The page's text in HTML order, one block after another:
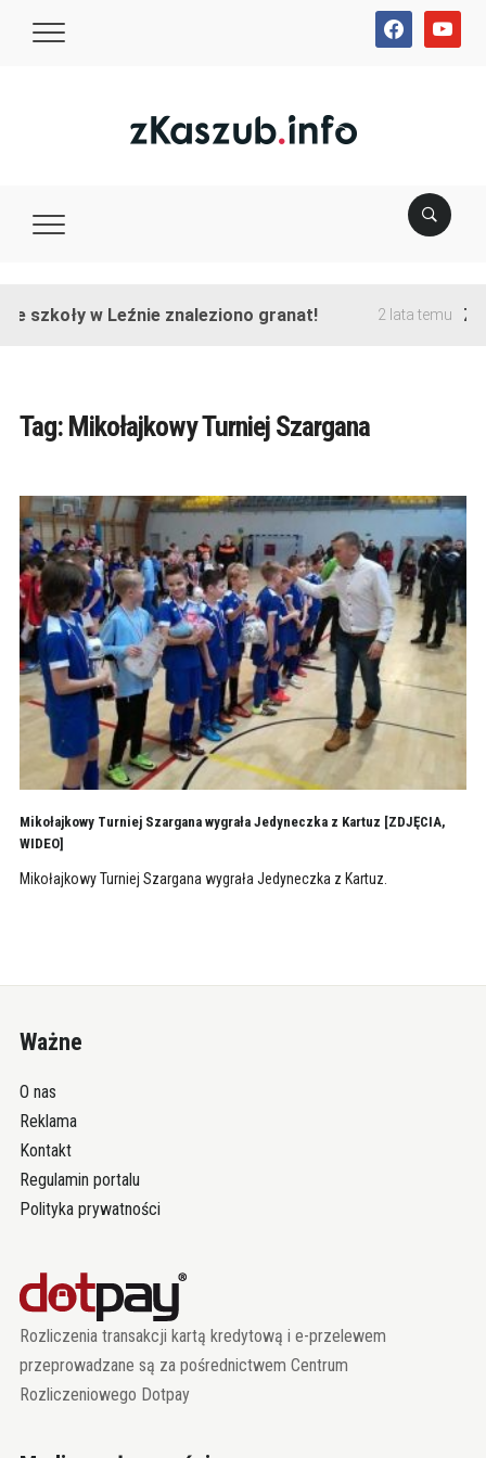
facebookyoutube
szkoły w Leźnie znaleziono granat! 2 lata temu
Tag: Mikołajkowy Turniej Szargana
Mikołajkowy Turniej Szargana wygrała Jedyneczka z Kartuz [ZDJĘCIA,
WIDEO]
Mikołajkowy Turniej Szargana wygrała Jedyneczka z Kartuz.
Ważne
O nas
Reklama
Kontakt
Regulamin portalu
Polityka prywatności
Rozliczenia transakcji kartą kredytową i e-przelewem
przeprowadzane są za pośrednictwem Centrum
Rozliczeniowego Dotpay